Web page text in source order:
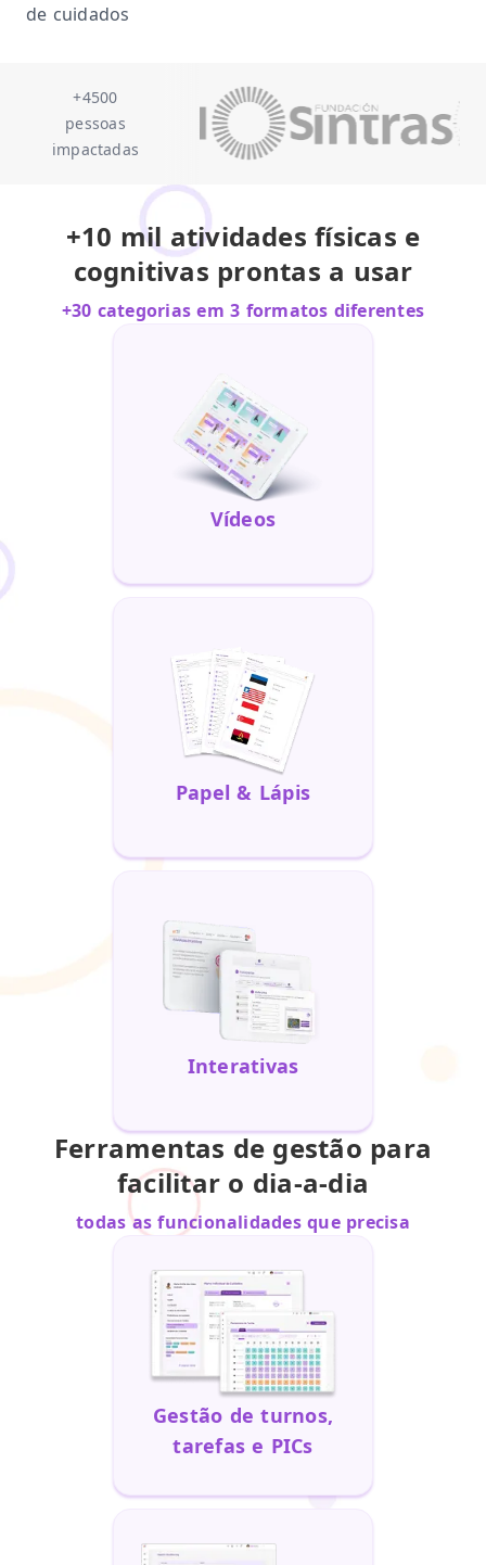
de cuidados
+4500
pessoas
impactadas
+10 mil atividades físicas e
cognitivas prontas a usar
+30 categorias em 3 formatos diferentes
Vídeos
Papel & Lápis
Interativas
Ferramentas de gestão para
facilitar o dia-a-dia
todas as funcionalidades que precisa
Gestão de turnos,
tarefas e PICs